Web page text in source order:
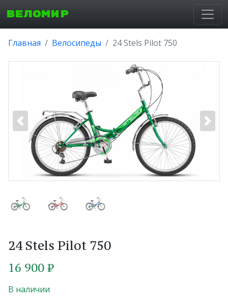
ВЕЛОМИР
Главная Велосипеды 24 Stels Pilot 750
24 Stels Pilot 750
16 900 ₽
В наличии